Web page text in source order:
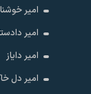
امیر
امیر
امیر دایاز
امیر دل